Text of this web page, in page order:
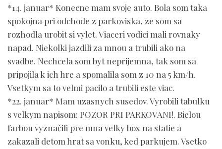
*14. januar* Konecne mam svoje auto. Bola som taka
spokojna pri odchode z parkoviska, ze som sa
rozhodla urobit si vylet. Viaceri vodici mali rovnaky
napad. Niekolki jazdili za mnou a trubili ako na
svadbe. Nechcela som byt neprijemna, tak som sa
pripojila k ich hre a spomalila som z 10 na 5 km/h.
Vsetkym sa to velmi pacilo a trubili este viac.
*22. januar* Mam uzasnych susedov. Vyrobili tabulku
s velkym napisom: POZOR PRI PARKOVANI!. Bielou
farbou vyznačili pre mna velky box na statie a
zakazali detom hrat sa vonku, ked parkujem. Vsetko